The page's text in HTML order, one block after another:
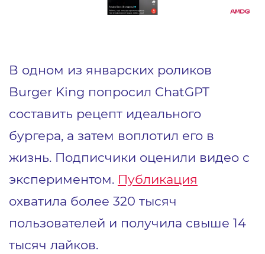
В одном из январских роликов
Burger King попросил ChatGPT
составить рецепт идеального
бургера, а затем воплотил его в
жизнь. Подписчики оценили видео с
экспериментом. Публикация
охватила более 320 тысяч
пользователей и получила свыше 14
тысяч лайков.